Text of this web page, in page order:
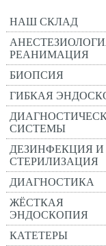
НАШ СКЛАД
РЕАНИМАЦИЯ
БИОПСИЯ
ГИБКАЯ
СИСТЕМЫ
ДЕЗИНФЕКЦИЯ И
СТЕРИЛИЗАЦИЯ
ДИАГНОСТИКА
ЖЁСТКАЯ
ЭНДОСКОПИЯ
КАТЕТЕРЫ